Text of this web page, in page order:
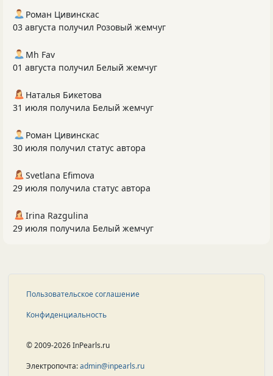
Роман Цивинскас
03 августа получил Розовый жемчуг
Mh Fav
01 августа получил Белый жемчуг
Наталья Бикетова
31 июля получила Белый жемчуг
Роман Цивинскас
30 июля получил статус автора
Svetlana Efimova
29 июля получила статус автора
Irina Razgulina
29 июля получила Белый жемчуг
Пользовательское соглашение
Конфиденциальность
© 2009-2026 InPearls.ru
Электропочта:admin@inpearls.ru